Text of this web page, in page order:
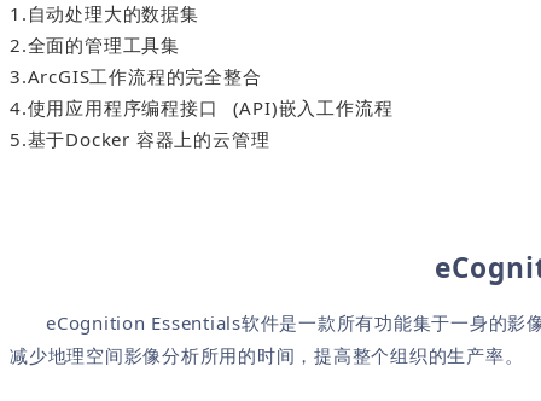
1.自动处理大的数据集
2.全面的管理工具集
3.ArcGIS工作流程的完全整合
4.使用应用程序编程接口
(API)嵌入工作流程
5.基于Docker 容器上的云管理
eCognition Essentials软件是一款所有功能集于一身的影
减少地理空间影像分析所用的时间，提高整个组织的生产率。